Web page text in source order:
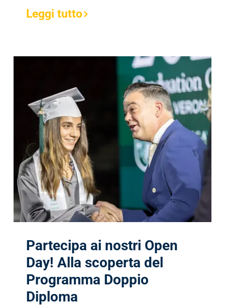
Leggi tutto
Partecipa ai nostri Open
Day! Alla scoperta del
Programma Doppio
Diploma